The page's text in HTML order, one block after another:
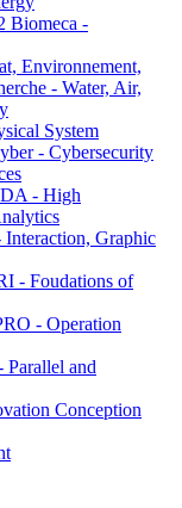
Biomeca -
Environnement,
- Water, Air,
System
- Cybersecurity
- High
Graphic
- Foudations of
- Operation
and
Conception